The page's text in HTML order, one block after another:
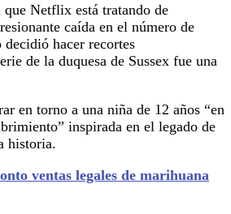
Netflix está tratando de
caída en el número de
hacer recortes
de la duquesa de Sussex fue una
en torno a una niña de 12 años “en
inspirada en el legado de
historia.
ventas legales de marihuana